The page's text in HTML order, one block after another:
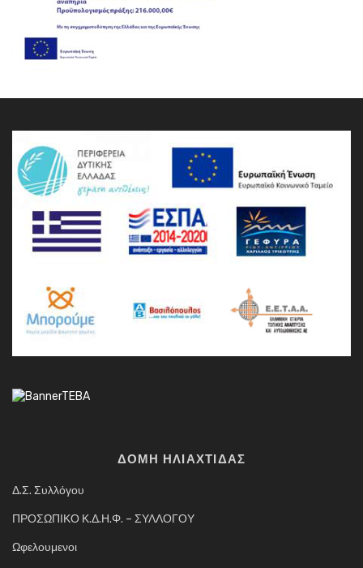
ΔΟΜΗ ΗΛΙΑΧΤΙΔΑΣ
Δ.Σ. Συλλόγου
ΠΡΟΣΩΠΙΚΟ Κ.Δ.Η.Φ. – ΣΥΛΛΟΓΟΥ
Ωφελουμενοι